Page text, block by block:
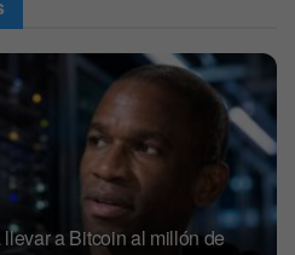
a Bitcoin al millón de